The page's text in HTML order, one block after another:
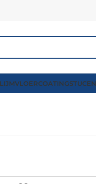
LIJMVLOERCOATINGSTUCEN